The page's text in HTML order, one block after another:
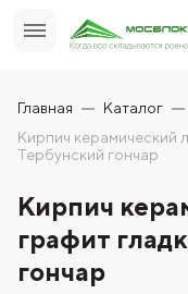
Главная Каталог
Кирпич керамический
Тербунский гончар
Кирпич
графит
гончар